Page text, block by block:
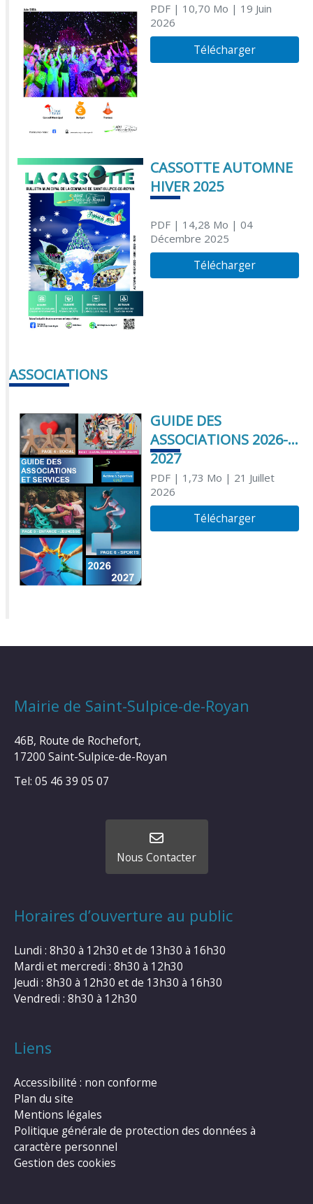
PDF| 10,70 Mo | 19 Juin
2026
Télécharger
CASSOTTE AUTOMNE
HIVER 2025
PDF| 14,28 Mo | 04
Décembre 2025
Télécharger
ASSOCIATIONS
GUIDE DES
ASSOCIATIONS 2026-
2027
PDF| 1,73 Mo | 21 Juillet
2026
Télécharger
Mairie de Saint-Sulpice-de-Royan
46B, Route de Rochefort,
17200 Saint-Sulpice-de-Royan
Tel: 05 46 39 05 07
Nous Contacter
Horaires d’ouverture au public
Lundi : 8h30 à 12h30 et de 13h30 à 16h30
Mardi et mercredi : 8h30 à 12h30
Jeudi : 8h30 à 12h30 et de 13h30 à 16h30
Vendredi : 8h30 à 12h30
Liens
Accessibilité : non conforme
Plan du site
Mentions légales
Politique générale de protection des données à
caractère personnel
Gestion des cookies